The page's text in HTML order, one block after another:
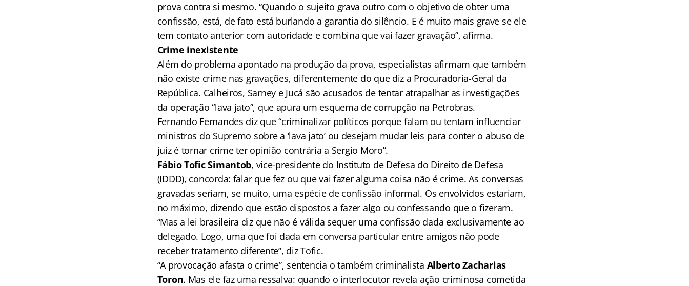
prova contra si mesmo. “Quando o sujeito grava outro com o objetivo de obter uma
confissão, está, de fato está burlando a garantia do silêncio. E é muito mais grave se ele
tem contato anterior com autoridade e combina que vai fazer gravação”, afirma.
Crime inexistente
Além do problema apontado na produção da prova, especialistas afirmam que também
não existe crime nas gravações, diferentemente do que diz a Procuradoria-Geral da
República. Calheiros, Sarney e Jucá são acusados de tentar atrapalhar as investigações
da operação “lava jato”, que apura um esquema de corrupção na Petrobras.
Fernando Fernandes diz que “criminalizar políticos porque falam ou tentam influenciar
ministros do Supremo sobre a ‘lava jato’ ou desejam mudar leis para conter o abuso de
juiz é tornar crime ter opinião contrária a Sergio Moro”.
Fábio Tofic Simantob, vice-presidente do Instituto de Defesa do Direito de Defesa
(IDDD), concorda: falar que fez ou que vai fazer alguma coisa não é crime. As conversas
gravadas seriam, se muito, uma espécie de confissão informal. Os envolvidos estariam,
no máximo, dizendo que estão dispostos a fazer algo ou confessando que o fizeram.
“Mas a lei brasileira diz que não é válida sequer uma confissão dada exclusivamente ao
delegado. Logo, uma que foi dada em conversa particular entre amigos não pode
receber tratamento diferente”, diz Tofic.
“A provocação afasta o crime”, sentencia o também criminalista Alberto Zacharias
Toron. Mas ele faz uma ressalva: quando o interlocutor revela ação criminosa cometida